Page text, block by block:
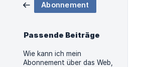
Abonnement
Passende Beiträge
Wie kann ich mein
Abonnement über das Web,